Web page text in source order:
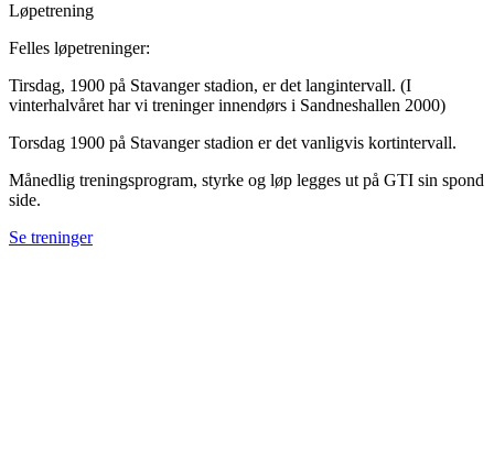
Løpetrening
Felles løpetreninger:
Tirsdag, 1900 på Stavanger stadion, er det langintervall. (I
vinterhalvåret har vi treninger innendørs i Sandneshallen 2000)
Torsdag 1900 på Stavanger stadion er det vanligvis kortintervall.
Månedlig treningsprogram, styrke og løp legges ut på GTI sin spond
side.
Se treninger